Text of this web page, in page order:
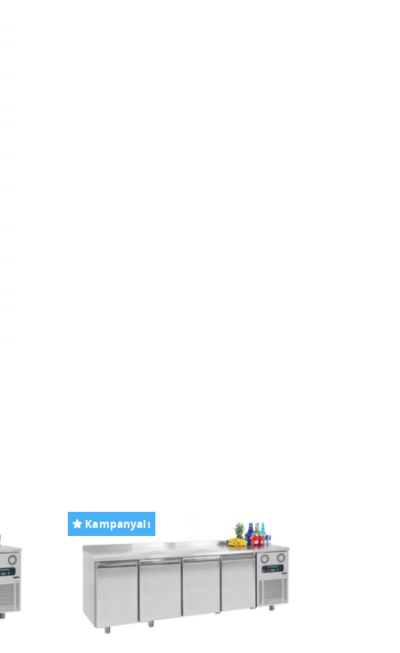
Kampanyalı